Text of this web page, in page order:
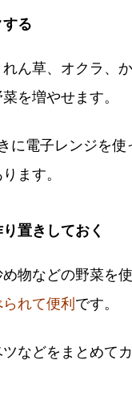
る
ん草、オクラ、
を増やせます。
に電子レンジを
ます。
置きしておく
物などの野菜を
れて便利 です。
などをまとめて